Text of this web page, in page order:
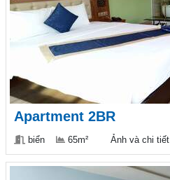
Apartment 2BR
biển 65m² Ảnh và chi tiết